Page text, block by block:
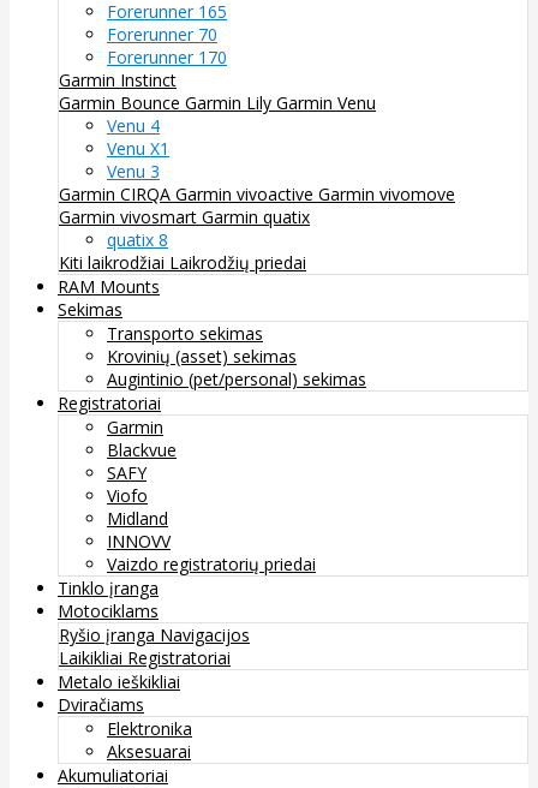
Forerunner 165
Forerunner 70
Forerunner 170
Garmin Instinct
Garmin Bounce Garmin Lily Garmin Venu
Venu 4
Venu X1
Venu 3
Garmin CIRQA Garmin vivoactive Garmin vivomove
Garmin vivosmart Garmin quatix
quatix 8
Kiti laikrodžiai Laikrodžių priedai
RAM Mounts
Sekimas
Transporto sekimas
Krovinių (asset) sekimas
Augintinio (pet/personal) sekimas
Registratoriai
Garmin
Blackvue
SAFY
Viofo
Midland
INNOVV
Vaizdo registratorių priedai
Tinklo įranga
Motociklams
Ryšio įranga Navigacijos
Laikikliai Registratoriai
Metalo ieškikliai
Dviračiams
Elektronika
Aksesuarai
Akumuliatoriai